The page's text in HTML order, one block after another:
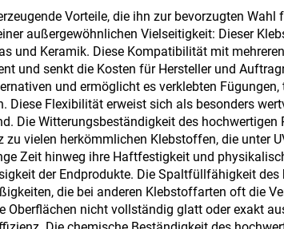
und
Vorteile, die ihn zur bevorzugten
außergewöhnlichen Vielseitigkeit: Dieser
und Keramik. Diese Kompatibilität mit
und senkt die Kosten für Hersteller und
und ermöglicht es verklebten
Flexibilität erweist sich als besonders
Die Witterungsbeständigkeit des
vielen herkömmlichen Klebstoffen, die unter
Zeit hinweg ihre Haftfestigkeit und
der Endprodukte. Die Spaltfüllfähigkeit
die bei anderen Klebstoffarten oft die
nicht vollständig glatt oder exakt